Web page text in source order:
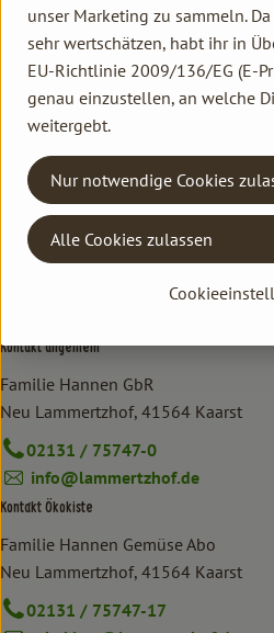
Produktinformationen
Herkunft
Hersteller: KCH
Kia-Charlotta
Kontakt allgemein
Familie Hannen GbR
Neu Lammertzhof, 41564 Kaarst
02131 / 75747-0
info@lammertzhof.de
Kontakt Ökokiste
Familie Hannen Gemüse Abo
Neu Lammertzhof, 41564 Kaarst
02131 / 75747-17
unser Marketing zu sammeln.
sehr wertschätzen, habt ihr in
EU-Richtlinie 2009/136/EG (E-
genau einzustellen, an welche
weitergebt.
Nur notwendige Cookies
Alle Cookies zulassen